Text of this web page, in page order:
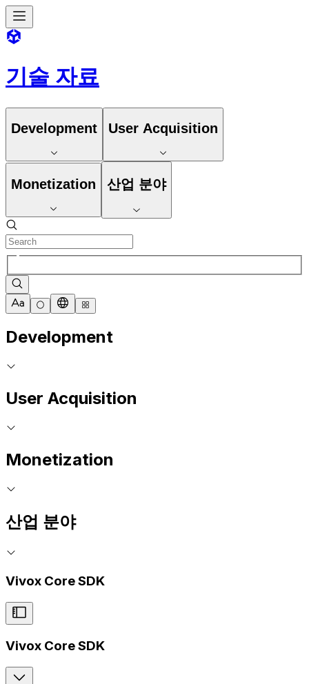
기술 자료
Development User Acquisition
Monetization 산업 분야
Development
User Acquisition
Monetization
산업 분야
Vivox Core SDK
Vivox Core SDK